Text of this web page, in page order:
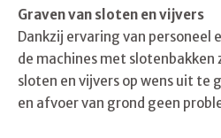
Graven van sloten en vijvers
Dankzij ervaring van personeel
de machines met slotenbakken
sloten en vijvers op wens uit te
en afvoer van grond geen